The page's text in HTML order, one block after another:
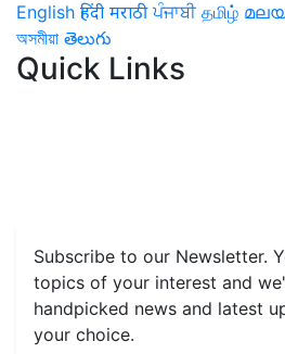
English हिंदी मराठी ਪੰਜਾਬੀ தமிழ்
অসমীয়া తెలుగు
Quick Links
Subscribe to our Newsletter.
topics of your interest and
handpicked news and latest
your choice.